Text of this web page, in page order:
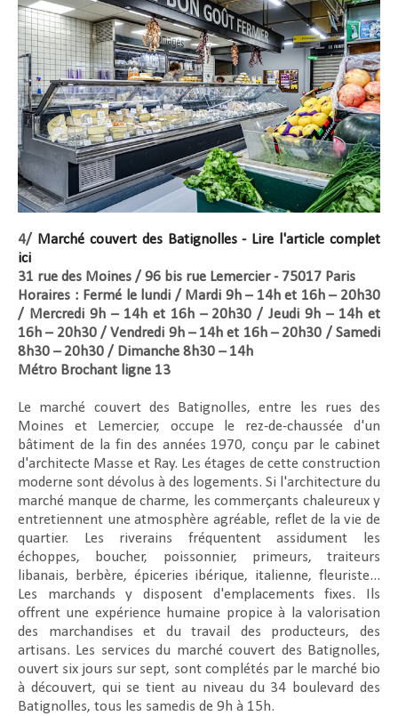
4/ Marché couvert des Batignolles - Lire l'article complet
ici
31 rue des Moines / 96 bis rue Lemercier - 75017 Paris
Horaires : Fermé le lundi / Mardi 9h – 14h et 16h – 20h30
/ Mercredi 9h – 14h et 16h – 20h30 / Jeudi 9h – 14h et
16h – 20h30 / Vendredi 9h – 14h et 16h – 20h30 / Samedi
8h30 – 20h30 / Dimanche 8h30 – 14h
Métro Brochant ligne 13
Le marché couvert des Batignolles, entre les rues des
Moines et Lemercier, occupe le rez-de-chaussée d'un
bâtiment de la fin des années 1970, conçu par le cabinet
d'architecte Masse et Ray. Les étages de cette construction
moderne sont dévolus à des logements. Si l'architecture du
marché manque de charme, les commerçants chaleureux y
entretiennent une atmosphère agréable, reflet de la vie de
quartier. Les riverains fréquentent assidument les
échoppes, boucher, poissonnier, primeurs, traiteurs
libanais, berbère, épiceries ibérique, italienne, fleuriste...
Les marchands y disposent d'emplacements fixes. Ils
offrent une expérience humaine propice à la valorisation
des marchandises et du travail des producteurs, des
artisans. Les services du marché couvert des Batignolles,
ouvert six jours sur sept, sont complétés par le marché bio
à découvert, qui se tient au niveau du 34 boulevard des
Batignolles, tous les samedis de 9h à 15h.